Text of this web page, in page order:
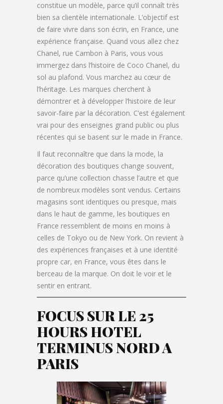
constitue un modèle, parce qu’il connaît très
bien sa clientèle internationale. L’objectif est
de faire vivre dans son écrin, en France, une
expérience française. Quand vous allez chez
Chanel, rue Cambon à Paris, vous vous
immergez dans l’histoire de Coco Chanel, du
sol au plafond. Vous marchez au cœur de
l’héritage. Les marques cherchent à
démontrer et à développer l’histoire de leur
savoir-faire par la décoration. C’est également
vrai pour des enseignes grand public ou plus
récentes qui se basent sur le made in France.
Il faut reconnaître que dans la mode, la
décoration des boutiques change souvent,
parce qu’une collection chasse l’autre et que
de nombreux modèles sont vendus. Certains
magasins sont identiques ou presque, mais
dans le haut de gamme, les boutiques en
France ressemblent de moins en moins à
celles de Tokyo ou de New York. On revient à
des expériences françaises et à une identité
propre car, en France, vous êtes dans le
berceau de la marque. On doit le voir et le
sentir en entrant.
FOCUS SUR LE 25
HOURS HOTEL
TERMINUS NORD A
PARIS